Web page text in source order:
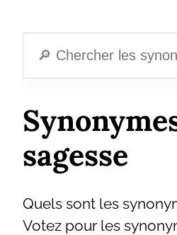
sagesse
Quels sont les
Votez pour les